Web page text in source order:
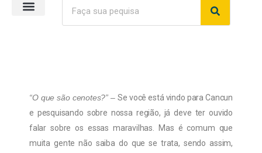
“O que são cenotes?” –Se você está vindo para Cancun
e pesquisando sobre nossa região, já deve ter ouvido
falar sobre os essas maravilhas. Mas é comum que
muita gente não saiba do que se trata, sendo assim,